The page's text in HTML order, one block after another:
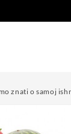
znati o samoj